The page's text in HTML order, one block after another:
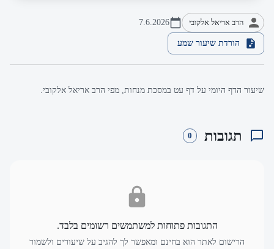
הרב אריאל אלקובי 7.6.2026
הורדת שיעור שמע
שיעור הדף היומי על דף עט במסכת מנחות, מפי הרב אריאל אלקובי.
תגובות 0
התגובות פתוחות למשתמשים רשומים בלבד.
הרישום לאתר הוא בחינם ומאפשר לך להגיב על שיעורים ולשמור